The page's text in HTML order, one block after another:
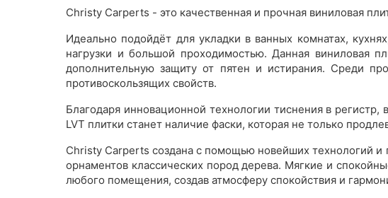
Christy Carperts - это качественная и прочная виниловая
Идеально подойдёт для укладки в ванных комнатах,
нагрузки и большой проходимостью. Данная виниловая
дополнительную защиту от пятен и истирания. Среди
противоскользящих свойств.
Благодаря инновационной технологии тиснения в
LVT плитки станет наличие фаски, которая не только
Christy Carperts создана с помощью новейших технологий
орнаментов классических пород дерева. Мягкие и
любого помещения, создав атмосферу спокойствия и